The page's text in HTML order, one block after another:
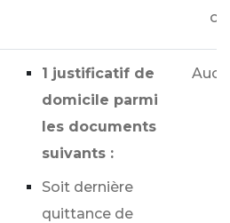
1 justificatif de
domicile parmi
les documents
suivants :
Soit dernière
quittance de